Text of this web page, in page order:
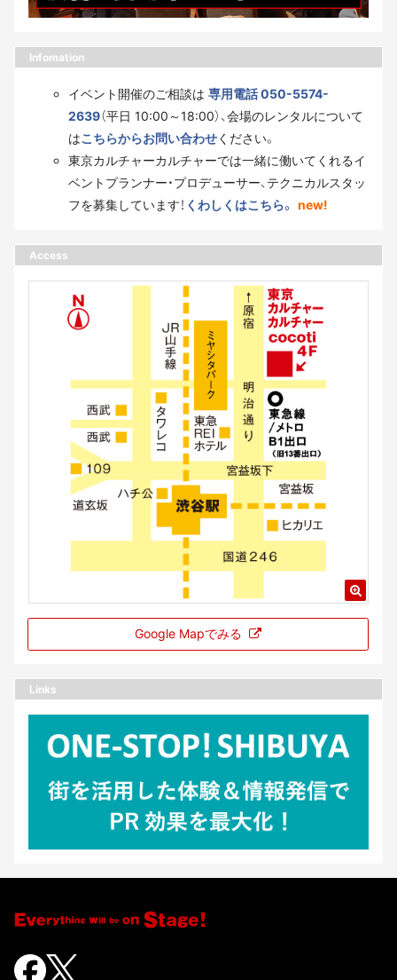
Infomation
イベント開催のご相談は 専用電話 050-5574-
2639（平日 10:00～18:00）、会場のレンタルについて
はこちらからお問い合わせください。
東京カルチャーカルチャーでは一緒に働いてくれるイ
ベントプランナー・プロデューサー、テクニカルスタッ
フを募集しています！ くわしくはこちら。 new!
Access
Google Mapでみる
Links